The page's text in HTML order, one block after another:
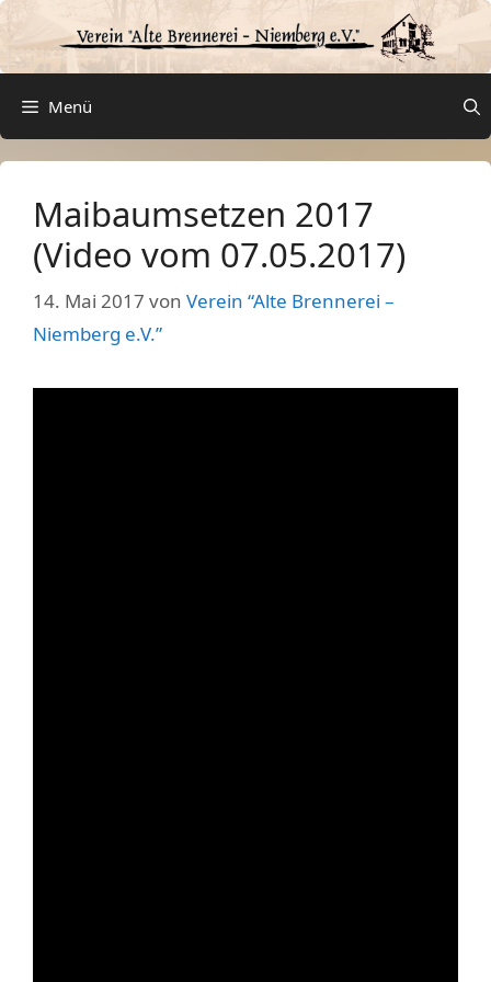
Zum
Inhalt
springen
Menü
Maibaumsetzen 2017
(Video vom 07.05.2017)
14. Mai 2017 von Verein “Alte Brennerei –
Niemberg e.V.”